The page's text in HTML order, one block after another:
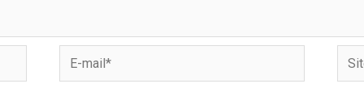
mail*
Site